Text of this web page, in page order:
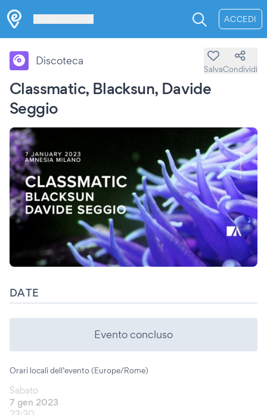
ACCEDI
Classmatic, Blacksun, Davide
Seggio
Discoteca
SalvaCondividi
DATE
Evento concluso
Orari locali dell’evento (Europe/Rome)
Sabato
7 gen 2023